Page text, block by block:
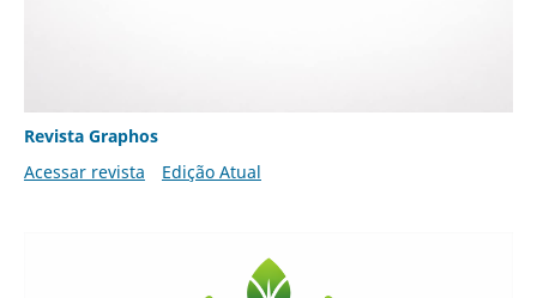
Revista Graphos
Acessar revista
Edição Atual